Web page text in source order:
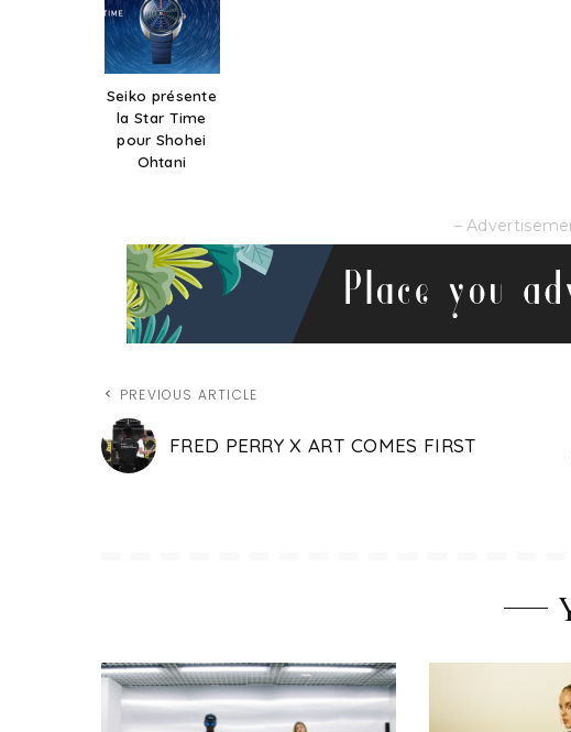
Seiko présente
la Star Time
pour Shohei
Ohtani
–
PREVIOUS ARTICLE
FRED PERRY X ART COMES FIRST